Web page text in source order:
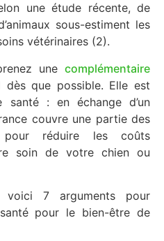
une étude récente, de
sous-estiment les
vétérinaires (2).
une complémentaire
dès que possible. Elle est
santé : en échange d’un
couvre une partie des
pour réduire les coûts
soin de votre chien ou
voici 7 arguments pour
pour le bien-être de